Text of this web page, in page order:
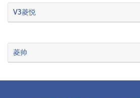
V3菱悦
菱帅